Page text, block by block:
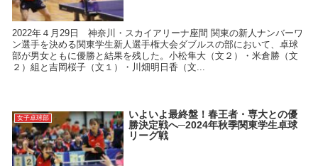
2022年４月29日 神奈川・スカイアリーナ座間 関東の新人ナンバーワ
ン選手を決める関東学生新人選手権大会ダブルスの部において、卓球
部が男女ともに優勝と結果を残した。小松隼大（文２）・米倉勝（文
２）組と吉岡桜子（文１）・川畑明日香（文...
女子卓球部
いよいよ最終盤！春王者・専大との優
勝決定戦へ─2024年秋季関東学生卓球
リーグ戦